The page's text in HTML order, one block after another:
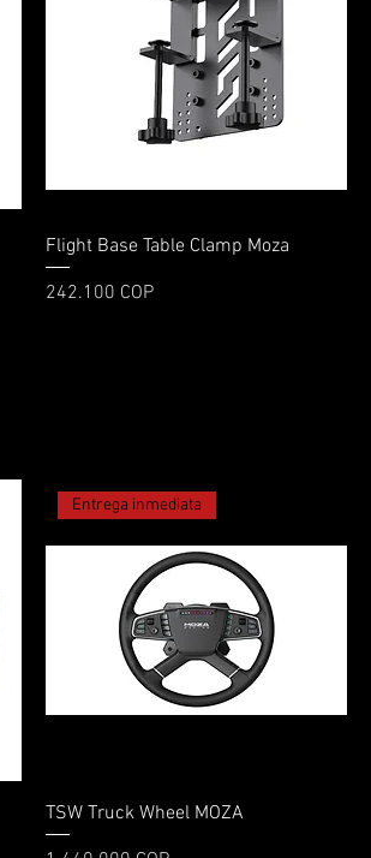
Vista rápida
Flight Base Table Clamp Moza
Precio
242.100 COP
Vista rápida
Entrega inmediata
TSW Truck Wheel MOZA